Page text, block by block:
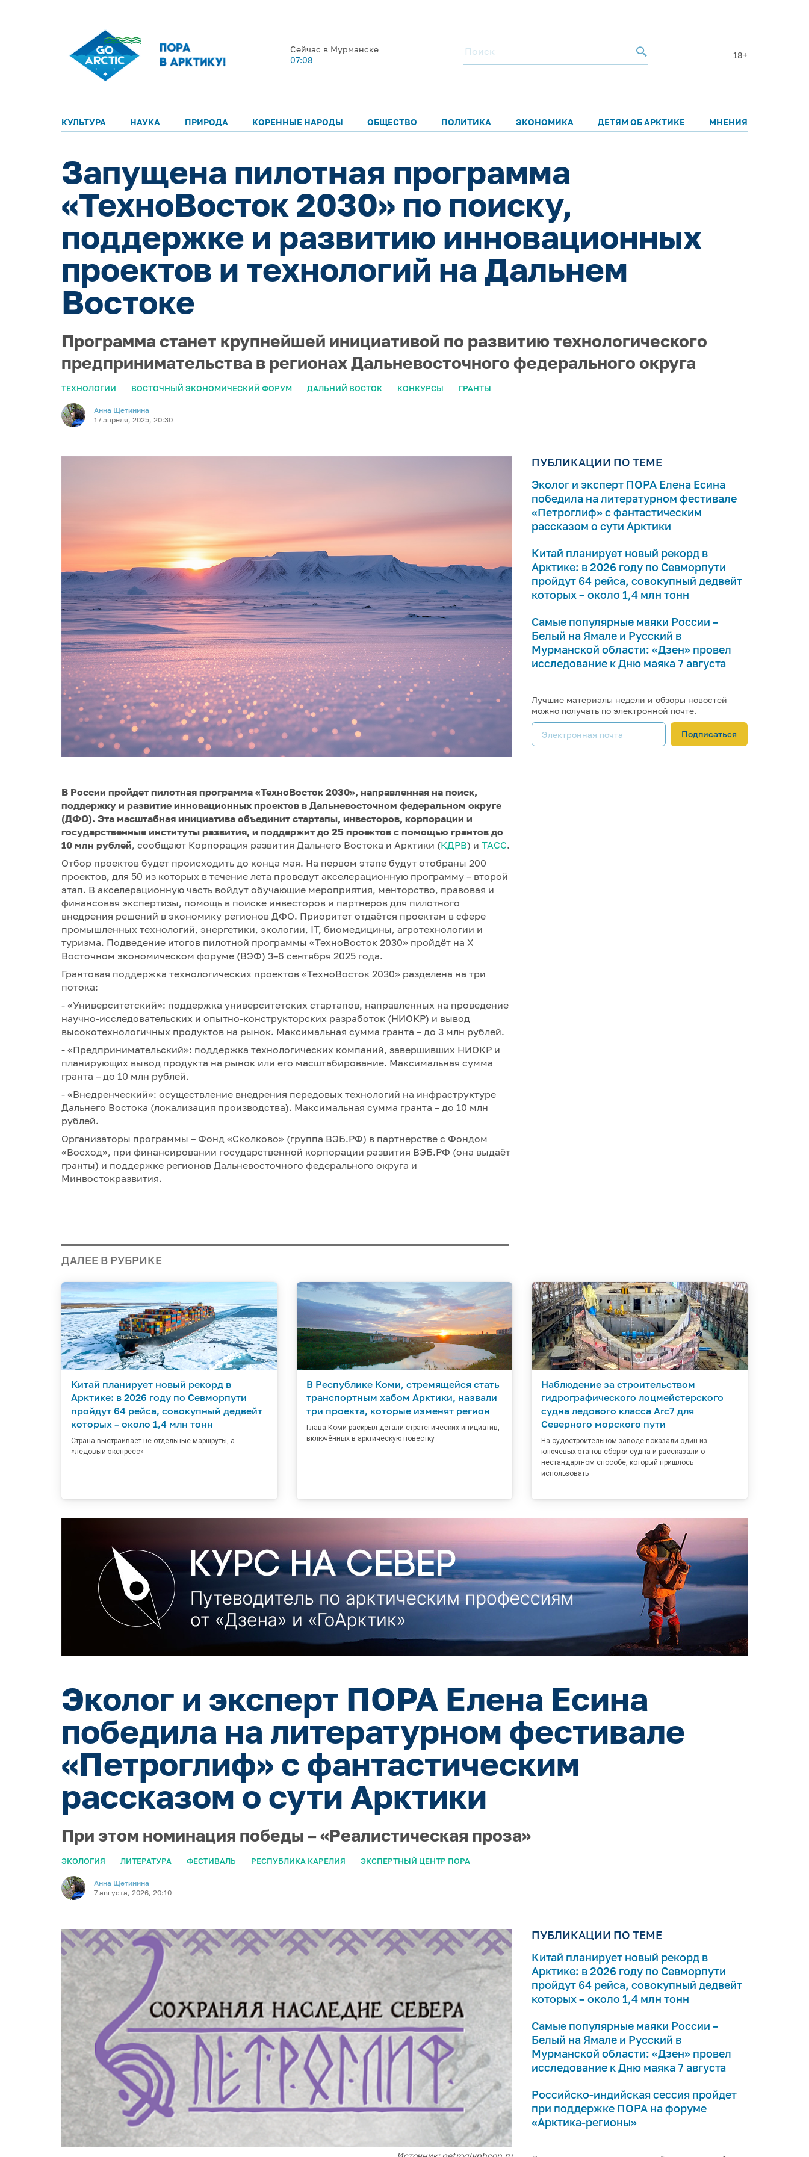
Сейчас в Мурманске
07:08
18+
КУЛЬТУРА НАУКА ПРИРОДА КОРЕННЫЕ НАРОДЫ ОБЩЕСТВО ПОЛИТИКА ЭКОНОМИКА ДЕТЯМ ОБ АРКТИКЕ МНЕНИЯ
Запущена пилотная программа
«ТехноВосток 2030» по поиску,
поддержке и развитию инновационных
проектов и технологий на Дальнем
Востоке
Программа станет крупнейшей инициативой по развитию технологического
предпринимательства в регионах Дальневосточного федерального округа
ТЕХНОЛОГИИ ВОСТОЧНЫЙ ЭКОНОМИЧЕСКИЙ ФОРУМ ДАЛЬНИЙ ВОСТОК КОНКУРСЫ ГРАНТЫ
Анна Щетинина
17 апреля, 2025, 20:30
В России пройдет пилотная программа «ТехноВосток 2030», направленная на поиск,
поддержку и развитие инновационных проектов в Дальневосточном федеральном округе
(ДФО). Эта масштабная инициатива объединит стартапы, инвесторов, корпорации и
государственные институты развития, и поддержит до 25 проектов с помощью грантов до
10 млн рублей, сообщают Корпорация развития Дальнего Востока и Арктики (КДРВ) и ТАСС.
Отбор проектов будет происходить до конца мая. На первом этапе будут отобраны 200
проектов, для 50 из которых в течение лета проведут акселерационную программу – второй
этап. В акселерационную часть войдут обучающие мероприятия, менторство, правовая и
финансовая экспертизы, помощь в поиске инвесторов и партнеров для пилотного
внедрения решений в экономику регионов ДФО. Приоритет отдаётся проектам в сфере
промышленных технологий, энергетики, экологии, IТ, биомедицины, агротехнологии и
туризма. Подведение итогов пилотной программы «ТехноВосток 2030» пройдёт на X
Восточном экономическом форуме (ВЭФ) 3–6 сентября 2025 года.
Грантовая поддержка технологических проектов «ТехноВосток 2030» разделена на три
потока:
- «Университетский»: поддержка университетских стартапов, направленных на проведение
научно-исследовательских и опытно-конструкторских разработок (НИОКР) и вывод
высокотехнологичных продуктов на рынок. Максимальная сумма гранта – до 3 млн рублей.
- «Предпринимательский»: поддержка технологических компаний, завершивших НИОКР и
планирующих вывод продукта на рынок или его масштабирование. Максимальная сумма
гранта – до 10 млн рублей.
- «Внедренческий»: осуществление внедрения передовых технологий на инфраструктуре
Дальнего Востока (локализация производства). Максимальная сумма гранта – до 10 млн
рублей.
Организаторы программы – Фонд «Сколково» (группа ВЭБ.РФ) в партнерстве с Фондом
«Восход», при финансировании государственной корпорации развития ВЭБ.РФ (она выдаёт
гранты) и поддержке регионов Дальневосточного федерального округа и
Минвостокразвития.
ПУБЛИКАЦИИ ПО ТЕМЕ
Эколог и эксперт ПОРА Елена Есина
победила на литературном фестивале
«Петроглиф» с фантастическим
рассказом о сути Арктики
Китай планирует новый рекорд в
Арктике: в 2026 году по Севморпути
пройдут 64 рейса, совокупный дедвейт
которых – около 1,4 млн тонн
Самые популярные маяки России –
Белый на Ямале и Русский в
Мурманской области: «Дзен» провел
исследование к Дню маяка 7 августа
Лучшие материалы недели и обзоры новостей
можно получать по электронной почте.
Подписаться
ДАЛЕЕ В РУБРИКЕ
Китай планирует новый рекорд в
Арктике: в 2026 году по Севморпути
пройдут 64 рейса, совокупный дедвейт
которых – около 1,4 млн тонн
Страна выстраивает не отдельные маршруты, а
«ледовый экспресс»
В Республике Коми, стремящейся стать
транспортным хабом Арктики, назвали
три проекта, которые изменят регион
Глава Коми раскрыл детали стратегических инициатив,
включённых в арктическую повестку
Наблюдение за строительством
гидрографического лоцмейстерского
судна ледового класса Arc7 для
Северного морского пути
На судостроительном заводе показали один из
ключевых этапов сборки судна и рассказали о
нестандартном способе, который пришлось
использовать
Эколог и эксперт ПОРА Елена Есина
победила на литературном фестивале
«Петроглиф» с фантастическим
рассказом о сути Арктики
При этом номинация победы – «Реалистическая проза»
ЭКОЛОГИЯ ЛИТЕРАТУРА ФЕСТИВАЛЬ РЕСПУБЛИКА КАРЕЛИЯ ЭКСПЕРТНЫЙ ЦЕНТР ПОРА
Анна Щетинина
7 августа, 2026, 20:10
ПУБЛИКАЦИИ ПО ТЕМЕ
Китай планирует новый рекорд в
Арктике: в 2026 году по Севморпути
пройдут 64 рейса, совокупный дедвейт
которых – около 1,4 млн тонн
Самые популярные маяки России –
Белый на Ямале и Русский в
Мурманской области: «Дзен» провел
исследование к Дню маяка 7 августа
Российско-индийская сессия пройдет
при поддержке ПОРА на форуме
«Арктика-регионы»